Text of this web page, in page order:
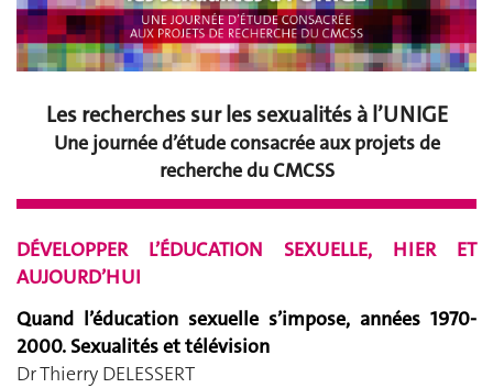
Les recherches sur les sexualités à l’UNIGE
Une journée d’étude consacrée aux projets de
recherche du CMCSS
DÉVELOPPER L’ÉDUCATION SEXUELLE, HIER ET
AUJOURD’HUI
Quand l’éducation sexuelle s’impose, années 1970-
2000. Sexualités et télévision
Dr Thierry DELESSERT